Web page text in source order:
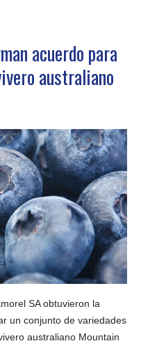
acuerdo para
australiano
SA obtuvieron la
un conjunto de variedades
australiano Mountain